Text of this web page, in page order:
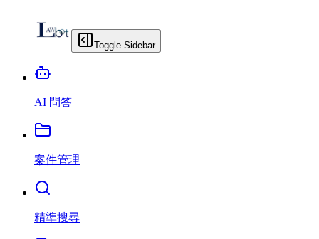
Toggle Sidebar
AI 問答
案件管理
精準搜尋